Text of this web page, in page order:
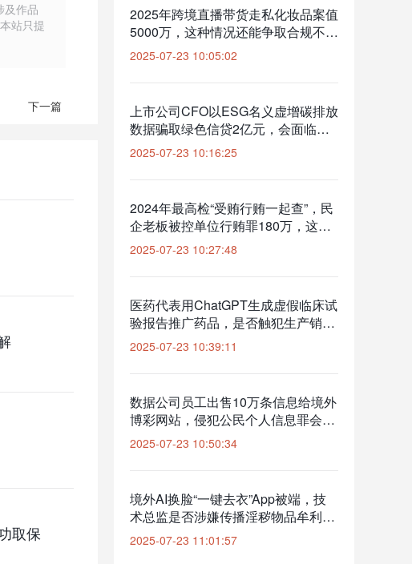
及作品
站只提
下一篇
取保
2025年跨境直播带货走私化妆品案值
5000万，这种情况还能争取合规不起
诉吗？
2025-07-23 10:05:02
上市公司CFO以ESG名义虚增碳排放
数据骗取绿色信贷2亿元，会面临多
久的刑期？
2025-07-23 10:16:25
2024年最高检“受贿行贿一起查”，民
企老板被控单位行贿罪180万，这种
情况还有可能争取缓刑吗？
2025-07-23 10:27:48
医药代表用ChatGPT生成虚假临床试
验报告推广药品，是否触犯生产销售
假药罪？
2025-07-23 10:39:11
数据公司员工出售10万条信息给境外
博彩网站，侵犯公民个人信息罪会判
几年？
2025-07-23 10:50:34
境外AI换脸“一键去衣”App被端，技
术总监是否涉嫌传播淫秽物品牟利
罪？
2025-07-23 11:01:57